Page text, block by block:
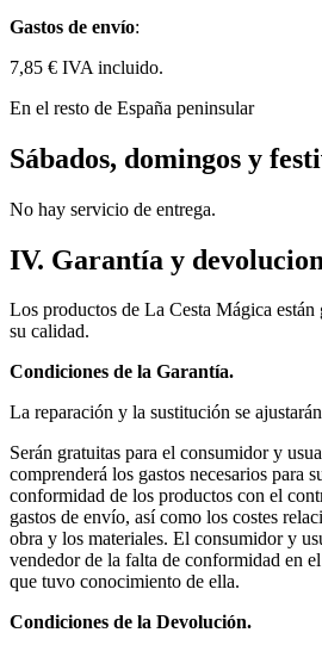
Gastos de envío:
7,85 € IVA incluido.
En el resto de España peninsular
Sábados, domingos y
No hay servicio de entrega.
IV. Garantía y
Los productos de La Cesta Mágica están
su calidad.
Condiciones de la Garantía.
La reparación y la sustitución se
Serán gratuitas para el consumidor y
comprenderá los gastos necesarios para
conformidad de los productos con el
gastos de envío, así como los costes
obra y los materiales. El consumidor y
vendedor de la falta de conformidad en
que tuvo conocimiento de ella.
Condiciones de la Devolución.